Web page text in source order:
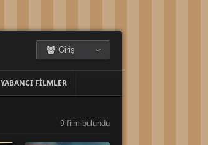
Giriş
YABANCI FILMLER
9 film bulundu